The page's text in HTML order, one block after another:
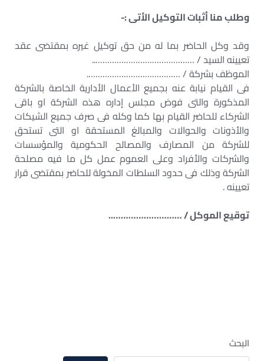
وطلب منا أثبات التوكيل الأتى :-
وقد وكل الحاضر بما له من حق توكيل غيره بمقتضى عقد
تعيينه السيد / ……………………………………..
الموظف بشركة / ………………………………….
فى القيام نيابة عنه بجميع الأعمال الأدارية الخاصة بالشركة
المذكورة والتى فوض مجلس إداره هذه الشركة او باقى
الشركاء للحاضر القيام بها كما وكله فى صرف جميع الشيكات
والأذونات والحوالات والمبالغ المستحقة او التى تستحق
للشركة من المصارف والمصالح الحكومية والمؤسسات
والشركات والأفراد وعلى العموم عمل كل ما فيه مصلحة
الشركة وذلك فى حدود السلطات المخولة للحاضر بمقتضى قرار
تعيينه .
توقيع الموكل / ………………………..
البحث